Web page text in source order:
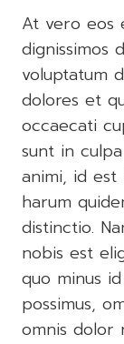
At vero eos
dignissimos
voluptatum
dolores et
occaecati
sunt in
animi, id
harum
distinctio.
nobis est
quo minus
possimus,
omnis dolor